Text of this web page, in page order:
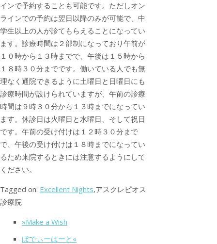
インで予約することも可能です。ただしオン
ラインでの予約は翌日以降のみが可能で、中
学生以上の人が診てもらえることになってい
ます。診療時間は２部制になっており午前が
１０時から１３時までで、午後は１５時から
１８時３０分までです。働いている人でも無
理なく通院できるように土曜日と日曜日にも
診療時間が設けられていますが、午前の診療
時間は９時３０分から１３時までになってい
ます。休診日は火曜日と水曜日、そして祝日
です。午前の受け付けは１２時３０分まで
で、午後の受け付けは１８時までになってい
るため来院するときには注意するようにして
ください。
Tagged on: Excellent Nights,アスクレピオス
診療院
»Make a Wish
ぼでぃーはーと«